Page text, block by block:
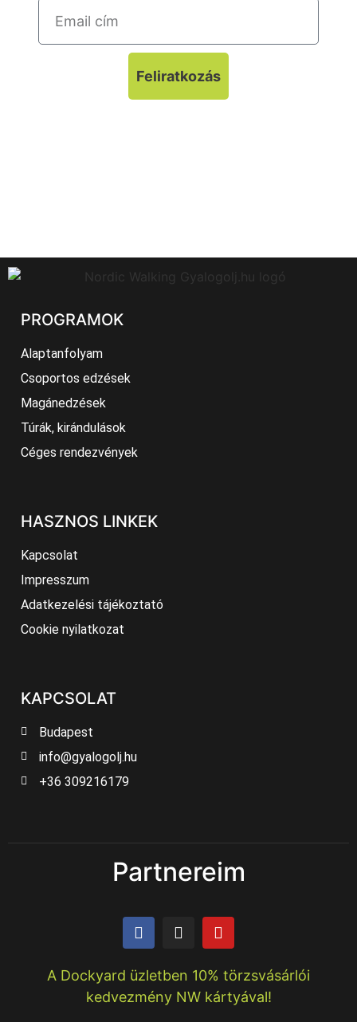
Feliratkozás
PROGRAMOK
Alaptanfolyam
Csoportos edzések
Magánedzések
Túrák, kirándulások
Céges rendezvények
HASZNOS LINKEK
Kapcsolat
Impresszum
Adatkezelési tájékoztató
Cookie nyilatkozat
KAPCSOLAT
Budapest
info@gyalogolj.hu
+36 309216179
Partnereim
A Dockyard üzletben 10% törzsvásárlói
kedvezmény NW kártyával!